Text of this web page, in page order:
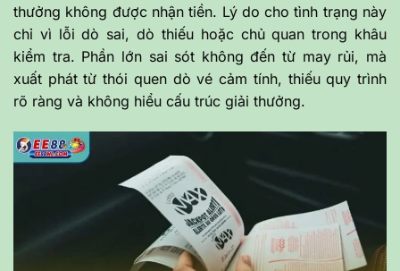
thưởng không được nhận tiền. Lý do cho tình trạng này
chỉ vì lỗi dò sai, dò thiếu hoặc chủ quan trong khâu
kiểm tra. Phần lớn sai sót không đến từ may rủi, mà
xuất phát từ thói quen dò vé cảm tính, thiếu quy trình
rõ ràng và không hiểu cấu trúc giải thưởng.